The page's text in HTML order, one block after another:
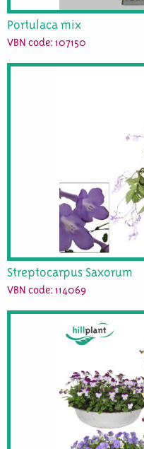
Portulaca mix
VBN code: 107150
Streptocarpus Saxorum
VBN code: 114069